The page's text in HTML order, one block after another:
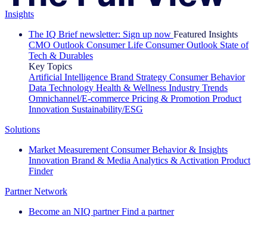
Insights
The IQ Brief newsletter: Sign up now Featured Insights
CMO Outlook Consumer Life Consumer Outlook State of
Tech & Durables
Key Topics
Artificial Intelligence Brand Strategy Consumer Behavior
Data Technology Health & Wellness Industry Trends
Omnichannel/E-commerce Pricing & Promotion Product
Innovation Sustainability/ESG
Solutions
Market Measurement Consumer Behavior & Insights
Innovation Brand & Media Analytics & Activation Product
Finder
Partner Network
Become an NIQ partner Find a partner